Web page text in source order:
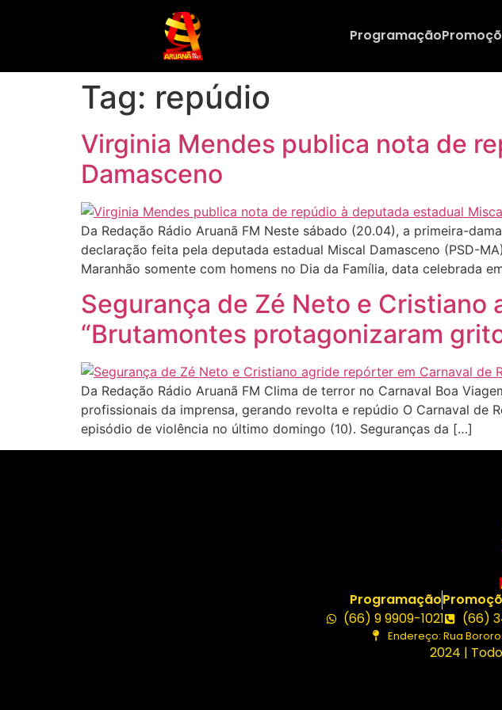
Programação
Tag: repúdio
Virginia Mendes publica nota de
Damasceno
Da Redação Rádio Aruanã FM Neste sábado (20.04), a primeira-
declaração feita pela deputada estadual Miscal Damasceno (PSD-
Maranhão somente com homens no Dia da Família, data celebrada
Segurança de Zé Neto e Cristiano
“Brutamontes protagonizaram
Da Redação Rádio Aruanã FM Clima de terror no Carnaval Boa
profissionais da imprensa, gerando revolta e repúdio O Carnaval de
episódio de violência no último domingo (10). Seguranças da […]
Programação
(66) 9 9909-1021
(66)
Endereço: Rua
2024 |